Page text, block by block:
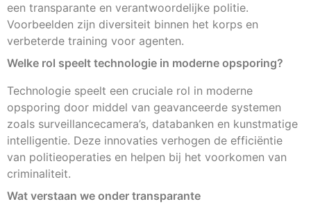
een transparante en verantwoordelijke politie.
Voorbeelden zijn diversiteit binnen het korps en
verbeterde training voor agenten.
Welke rol speelt technologie in moderne opsporing?
Technologie speelt een cruciale rol in moderne
opsporing door middel van geavanceerde systemen
zoals surveillancecamera’s, databanken en kunstmatige
intelligentie. Deze innovaties verhogen de efficiëntie
van politieoperaties en helpen bij het voorkomen van
criminaliteit.
Wat verstaan we onder transparante